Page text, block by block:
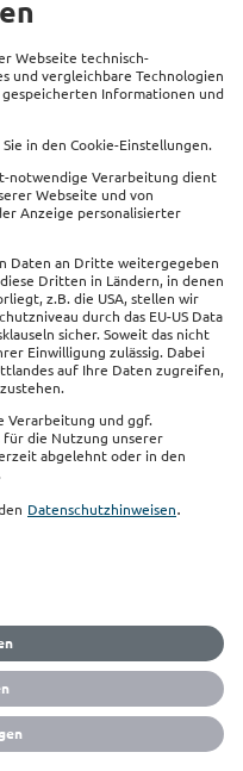
Sitemap
Barrierefreiheit